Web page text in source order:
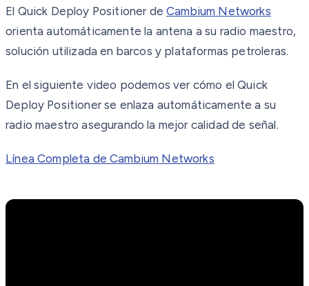
El Quick Deploy Positioner deCambium Networks
orienta automáticamente la antena a su radio maestro,
solución utilizada en barcos y plataformas petroleras.
En el siguiente video podemos ver cómo el Quick
Deploy Positioner se enlaza automáticamente a su
radio maestro asegurando la mejor calidad de señal.
Línea Completa de Cambium Networks